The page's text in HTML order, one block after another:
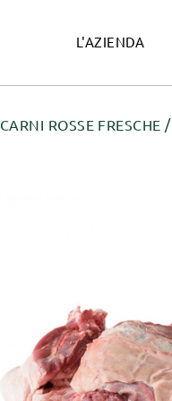
L'AZIENDA
CARNI ROSSE FRESCHE